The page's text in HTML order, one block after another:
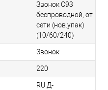
Звонок C93
беспроводной, от
сети (нов.упак)
(10/60/240)
Звонок
220
RU Д-